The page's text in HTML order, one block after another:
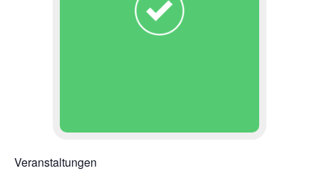
Veranstaltungen